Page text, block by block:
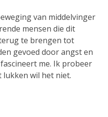
van middelvinger
mensen die dit
te brengen tot
gevoed door angst en
me. Ik probeer
lukken wil het niet.